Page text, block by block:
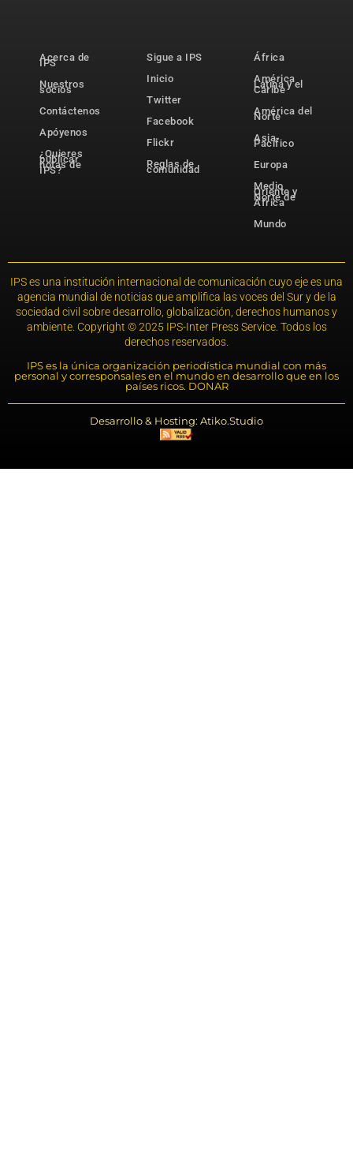
Acerca de
IPS
Nuestros
socios
Contáctenos
Apóyenos
¿Quieres
publicar
notas de
IPS?
Sigue a IPS
Inicio
Twitter
Facebook
Flickr
Reglas de
comunidad
África
América
Latina y el
Caribe
América del
Norte
Asia-
Pacífico
Europa
Medio
Oriente y
Norte de
África
Mundo
IPS es una institución internacional de comunicación cuyo eje es una
agencia mundial de noticias que amplifica las voces del Sur y de la
sociedad civil sobre desarrollo, globalización, derechos humanos y
ambiente. Copyright © 2025 IPS-Inter Press Service. Todos los
derechos reservados.
IPS es la única organización periodística mundial con más
personal y corresponsales en el mundo en desarrollo que en los
países ricos. DONAR
Desarrollo & Hosting: Atiko.Studio